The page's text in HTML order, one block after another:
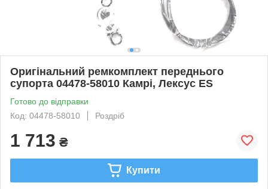
Оригінальний ремкомплект переднього
супорта 04478-58010 Камрі, Лексус ES
Готово до відправки
Код: 04478-58010
Роздріб
1 713 ₴
Купити